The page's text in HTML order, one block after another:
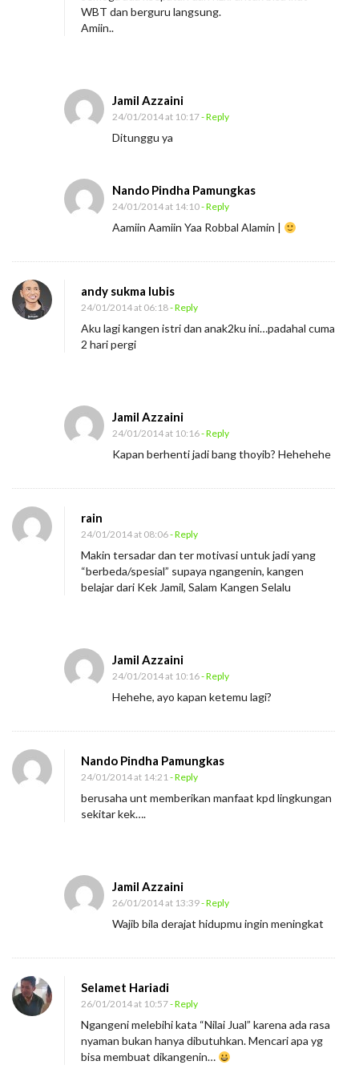
WBT dan berguru langsung.
Amiin..
Jamil Azzaini
24/01/2014 at 10:17- Reply
Ditunggu ya
Nando Pindha Pamungkas
24/01/2014 at 14:10- Reply
Aamiin Aamiin Yaa Robbal Alamin |
andy sukma lubis
24/01/2014 at 06:18- Reply
Aku lagi kangen istri dan anak2ku ini…padahal cuma
2 hari pergi
Jamil Azzaini
24/01/2014 at 10:16- Reply
Kapan berhenti jadi bang thoyib? Hehehehe
rain
24/01/2014 at 08:06- Reply
Makin tersadar dan ter motivasi untuk jadi yang
“berbeda/spesial” supaya ngangenin, kangen
belajar dari Kek Jamil, Salam Kangen Selalu
Jamil Azzaini
24/01/2014 at 10:16- Reply
Hehehe, ayo kapan ketemu lagi?
Nando Pindha Pamungkas
24/01/2014 at 14:21- Reply
berusaha unt memberikan manfaat kpd lingkungan
sekitar kek….
Jamil Azzaini
26/01/2014 at 13:39- Reply
Wajib bila derajat hidupmu ingin meningkat
Selamet Hariadi
26/01/2014 at 10:57- Reply
Ngangeni melebihi kata “Nilai Jual” karena ada rasa
nyaman bukan hanya dibutuhkan. Mencari apa yg
bisa membuat dikangenin…